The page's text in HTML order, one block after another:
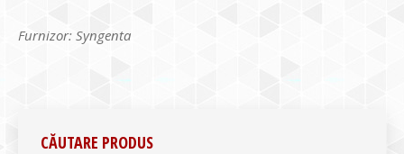
Furnizor: Syngenta
CĂUTARE PRODUS